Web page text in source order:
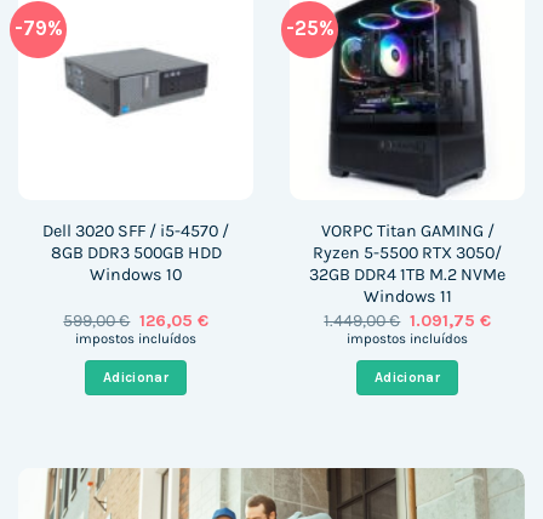
-79%
Dell 3020 SFF / i5-4570 /
8GB DDR3 500GB HDD
Windows 10
599,00€ O
preço
era:
599,00 €.
126,05 €O
impostos incluídos
Adicionar
-25%
VORPC Titan GAMING /
Ryzen 5-5500 RTX 3050/
32GB DDR4 1TB M.2 NVMe
Windows 11
1.449,00€ O
preço
era:
1.449,00 €.
1.091,75 €O
impostos incluídos
Adicionar